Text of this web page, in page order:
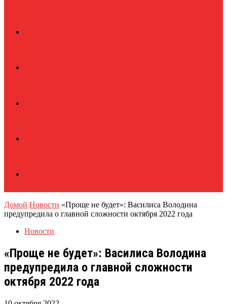
Домой Новости «Проще не будет»: Василиса Володина
предупредила о главной сложности октября 2022 года
Новости
«Проще не будет»: Василиса Володина
предупредила о главной сложности
октября 2022 года